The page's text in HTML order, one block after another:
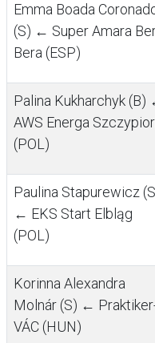
Emma Boada
(S) ← Super Amara
Bera (ESP)
Palina Kukharchyk (B)
AWS Energa
(POL)
Paulina Stapurewicz
← EKS Start Elbląg
(POL)
Korinna Alexandra
Molnár (S) ←
VÁC (HUN)